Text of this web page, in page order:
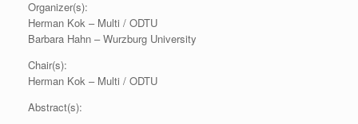
Organizer(s):
Herman Kok – Multi / ODTU
Barbara Hahn – Wurzburg University
Chair(s):
Herman Kok – Multi / ODTU
Abstract(s):